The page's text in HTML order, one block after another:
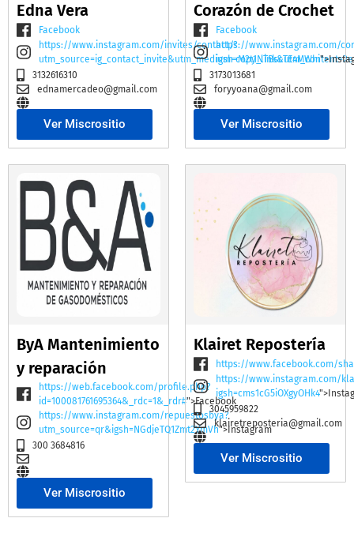
Edna Vera
Facebook
https://www.instagram.com/invites/contact/?
3132616310
ednamercadeo@gmail.com
Ver Miscrositio
Corazón de Crochet
Facebook
https://www.instagram.com/
igsh=M2t1NTBscTE4MWhi
3173013681
foryyoana@gmail.com
Ver Miscrositio
ByA Mantenimiento
y reparación
https://web.facebook.com/profile.php?
id=100081761695364&_rdc=1&_rdr#">Facebook
https://www.instagram.com/repuestosbya?
utm_source=qr&igsh=NGdjeTQ1Zmt2YmVh">Instagram
300 3684816
Ver Miscrositio
Klairet Repostería
https://www.facebook.com/
https://www.instagram.com/
igsh=cms1cG5iOXgyOHk4
3045959822
klairetreposteria@gmail.com
Ver Miscrositio